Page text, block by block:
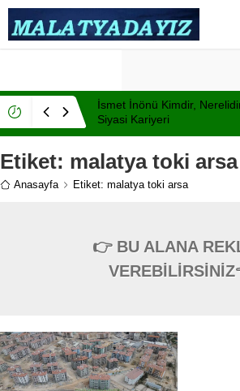
İsmet İnönü Kimdir,
Siyasi Kariyeri
Etiket: malatya toki arsa
Anasayfa Etiket: malatya toki arsa
👉 BU ALANA